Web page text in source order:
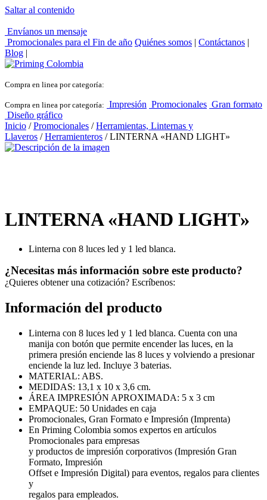
Saltar al contenido
Envíanos un mensaje
Promocionales para el Fin de año Quiénes somos | Contáctanos |
Blog |
Compra en linea por categoría:
Compra en linea por categoría: Impresión Promocionales Gran formato
Diseño gráfico
Inicio /Promocionales /Herramientas, Linternas y
Llaveros /Herramienteros / LINTERNA «HAND LIGHT»
LINTERNA «HAND LIGHT»
Linterna con 8 luces led y 1 led blanca.
¿Necesitas más información sobre este producto?
¿Quieres obtener una cotización? Escríbenos:
Información del producto
Linterna con 8 luces led y 1 led blanca. Cuenta con una
manija con botón que permite encender las luces, en la
primera presión enciende las 8 luces y volviendo a presionar
enciende la luz led. Incluye 3 baterias.
MATERIAL: ABS.
MEDIDAS: 13,1 x 10 x 3,6 cm.
ÁREA IMPRESIÓN APROXIMADA: 5 x 3 cm
EMPAQUE: 50 Unidades en caja
Promocionales, Gran Formato e Impresión (Imprenta)
En Priming Colombia somos expertos en artículos
Promocionales para empresas
y productos de impresión corporativos (Impresión Gran
Formato, Impresión
Offset e Impresión Digital) para eventos, regalos para clientes
y
regalos para empleados.